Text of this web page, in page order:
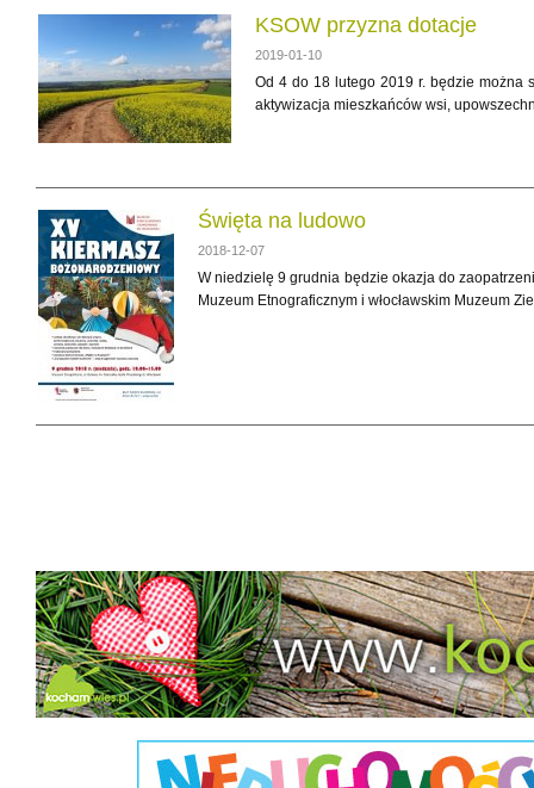
KSOW przyzna dotacje
2019-01-10
Od 4 do 18 lutego 2019 r. będzie można
aktywizacja mieszkańców wsi,
Święta na ludowo
2018-12-07
W niedzielę 9 grudnia będzie okazja do
Muzeum Etnograficznym i włocławskim Muzeum